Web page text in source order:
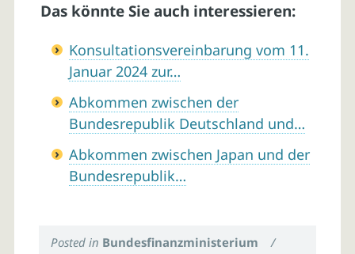
Das könnte Sie auch interessieren:
Konsultationsvereinbarung vom 11.
Januar 2024 zur…
Abkommen zwischen der
Bundesrepublik Deutschland und…
Abkommen zwischen Japan und der
Bundesrepublik…
Posted in Bundesfinanzministerium /